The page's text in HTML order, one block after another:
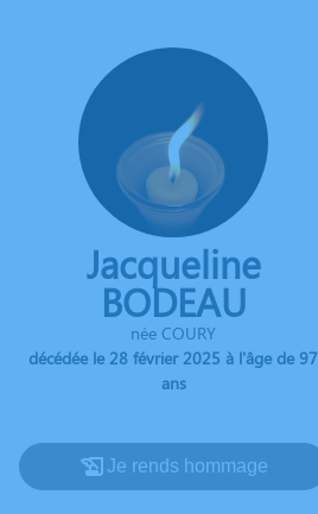
Jacqueline
BODEAU
née COURY
décédée le 28 février 2025 à l'âge de 97
ans
Je rends hommage